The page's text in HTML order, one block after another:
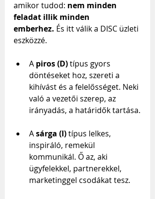
amikor tudod: nem minden
feladat illik minden
emberhez. És itt válik a DISC üzleti
eszközzé.
A piros (D) típus gyors
döntéseket hoz, szereti a
kihívást és a felelősséget. Neki
való a vezetői szerep, az
irányadás, a határidők tartása.
A sárga (I) típus lelkes,
inspiráló, remekül
kommunikál. Ő az, aki
ügyfelekkel, partnerekkel,
marketinggel csodákat tesz.